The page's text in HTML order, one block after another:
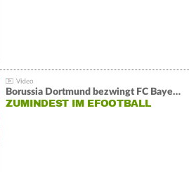
Borussia Dortmund bezwingt FC Bayern und gewinnt die Meisterschaft
ZUMINDEST IM EFOOTBALL